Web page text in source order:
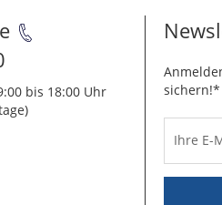
bis 18:00 Uhr
sichern!*
Ihre E-